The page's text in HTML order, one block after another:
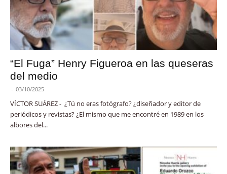
“El Fuga” Henry Figueroa en las queseras
del medio
- 03/10/2025
VÍCTOR SUÁREZ - ¿Tú no eras fotógrafo? ¿diseñador y editor de
periódicos y revistas? ¿El mismo que me encontré en 1989 en los
albores del...